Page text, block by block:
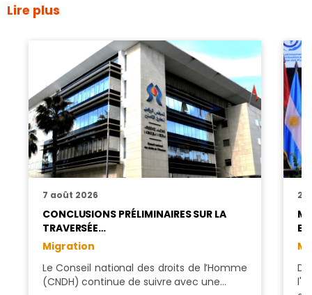
Lire plus
7 août 2026
CONCLUSIONS PRÉLIMINAIRES SUR LA
TRAVERSÉE…
Migration
Le Conseil national des droits de l’Homme
(CNDH) continue de suivre avec une…
2